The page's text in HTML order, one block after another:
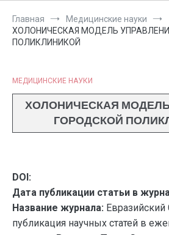
Главная
Медицинские науки
ХОЛОНИЧЕСКАЯ МОДЕЛЬ
ПОЛИКЛИНИКОЙ
МЕДИЦИНСКИЕ НАУКИ
ХОЛОНИЧЕСКАЯ
ГОРОДСКОЙ
DOI:
Дата публикации статьи в
Название журнала:
публикация научных статей в